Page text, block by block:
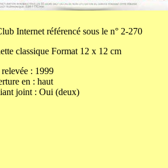
Internet référencé sous le n° 2-270
classique Format 12 x 12 cm
: 1999
en : haut
joint : Oui (deux)